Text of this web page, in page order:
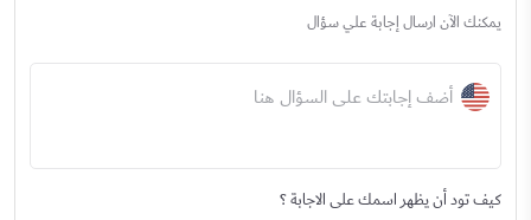
يمكنك الآن ارسال إجابة علي سؤال
أضف إجابتك على السؤال هنا
كيف تود أن يظهر اسمك على الاجابة ؟